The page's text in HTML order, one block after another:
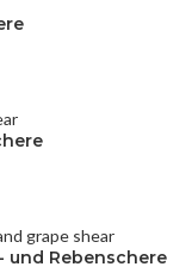
und Rebenschere